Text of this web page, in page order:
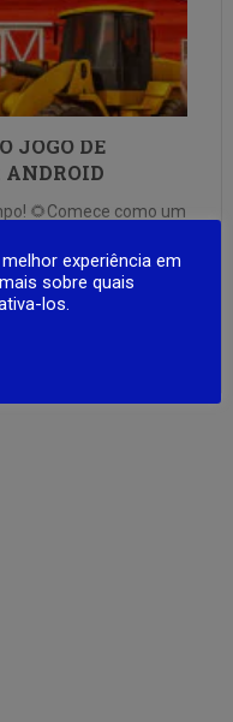
JOGO DE
ANDROID
🌻Comece como um
plante-as, cuide de
para vender no
experiência em
sobre quais
los.